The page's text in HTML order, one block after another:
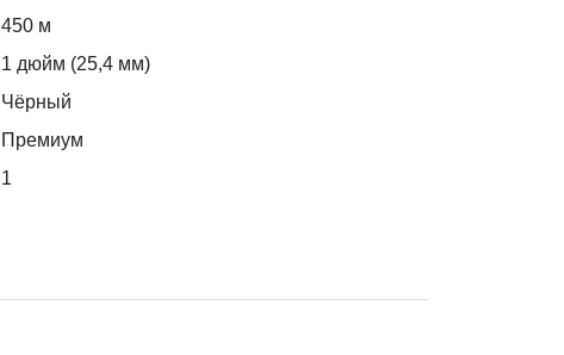
450 м
1 дюйм (25,4 мм)
Чёрный
Премиум
1